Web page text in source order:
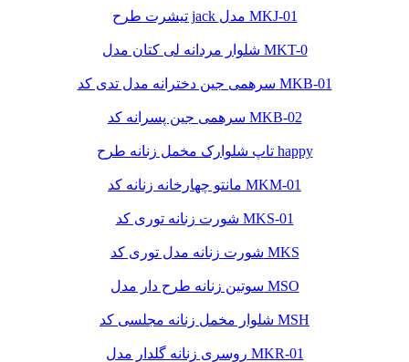
تیشرت طرح jack مدل MKJ-01
شلوار مردانه لی کتان مدل MKT-0
سرهمی جین دخترانه مدل تدی کد MKB-01
سرهمی جین پسرانه کد MKB-02
تاپ شلوارک مخمل زنانه طرح happy
مانتو چهارخانه زنانه کد MKM-01
شورت زنانه توری کد MKS-01
شورت زنانه مدل توری کد MKS
سوتین زنانه طرح دار مدل MSO
شلوار مخمل زنانه مجلسی کد MSH
روسری زنانه گلدار مدل MKR-01